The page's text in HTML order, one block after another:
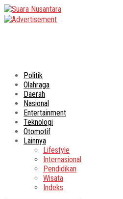
Politik
Olahraga
Daerah
Nasional
Entertainment
Teknologi
Otomotif
Lainnya
Lifestyle
Internasional
Pendidikan
Wisata
Indeks